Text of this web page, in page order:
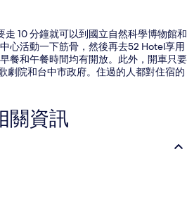
10 分鐘就可以到國立自然科學博物館和
心活動一下筋骨，然後再去52 Hotel享用
餐和午餐時間均有開放。此外，開車只要
劇院和台中市政府。住過的人都對住宿的
關資訊